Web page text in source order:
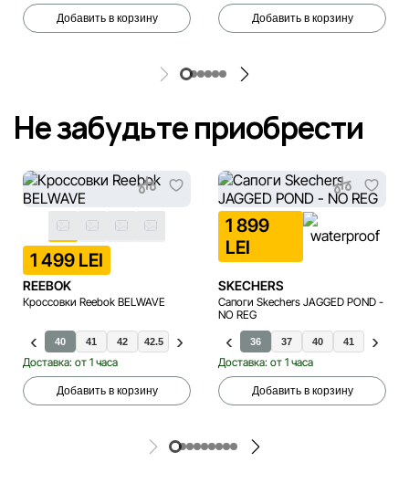
Добавить в корзину Добавить в корзину
Не забудьте приобрести
1 499 LEI
REEBOK
Кроссовки Reebok BELWAVE
40 41 42 42.5 43 45
Доставка: от 1 часа
Добавить в корзину
1 899
LEI
SKECHERS
Сапоги Skechers JAGGED POND -
NO REG
36 37 40 41 38
Доставка: от 1 часа
Добавить в корзину